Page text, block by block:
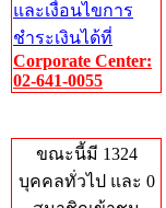
และเงื่อนไขการ
ชำระเงินได้ที่
Corporate Center:
02-641-0055
ขณะนี้มี 1324
บุคคลทั่วไป และ 0